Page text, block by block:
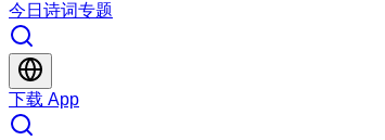
今日 诗词专题
下载 App